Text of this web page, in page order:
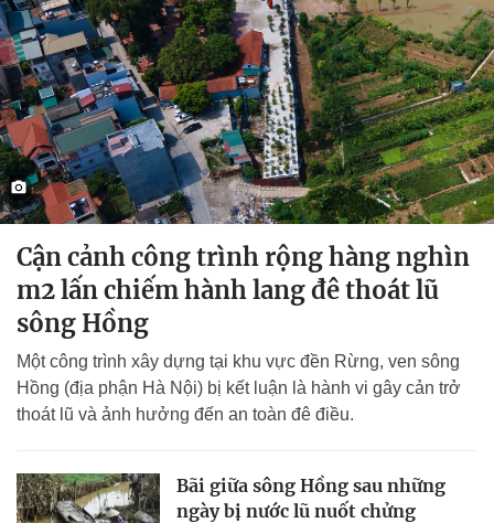
Cận cảnh công trình rộng hàng nghìn
m2 lấn chiếm hành lang đê thoát lũ
sông Hồng
Một công trình xây dựng tại khu vực đền Rừng, ven sông
Hồng (địa phận Hà Nội) bị kết luận là hành vi gây cản trở
thoát lũ và ảnh hưởng đến an toàn đê điều.
Bãi giữa sông Hồng sau những
ngày bị nước lũ nuốt chửng